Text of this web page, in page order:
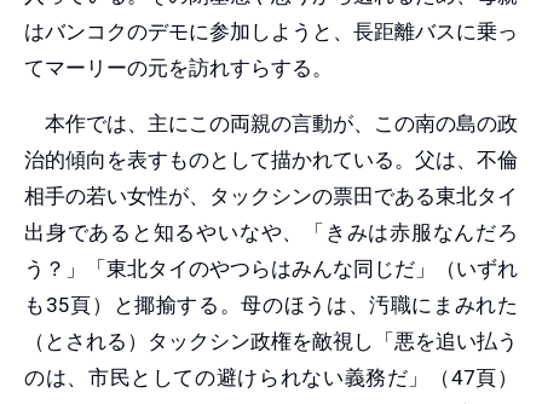
はバンコクのデモに参加しようと、長距離バスに乗っ
てマーリーの元を訪れすらする。
本作では、主にこの両親の言動が、この南の島の政
治的傾向を表すものとして描かれている。父は、不倫
相手の若い女性が、タックシンの票田である東北タイ
出身であると知るやいなや、「きみは赤服なんだろ
う？」「東北タイのやつらはみんな同じだ」（いずれ
も35頁）と揶揄する。母のほうは、汚職にまみれた
（とされる）タックシン政権を敵視し「悪を追い払う
のは、市民としての避けられない義務だ」（47頁）